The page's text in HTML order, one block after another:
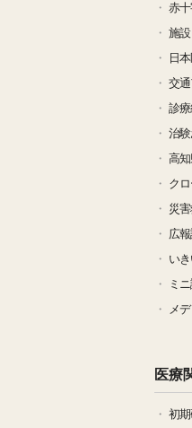
赤
施
日
交
診
治
高
ク
災
広
い
ミ
メ
医療
初